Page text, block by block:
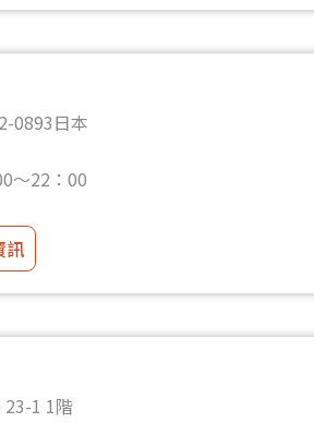
0893日本
～22：00
訊
1 1階